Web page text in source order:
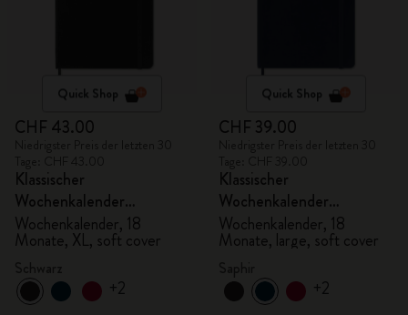
Quick Shop
CHF 43.00
Klassischer
Wochenkalender
2026/2027
Wochenkalender, 18
Monate, XL, soft cover
+2
Quick Shop
CHF 39.00
Klassischer
Wochenkalender
2026/2027
Wochenkalender, 18
Monate, large, soft cover
+2